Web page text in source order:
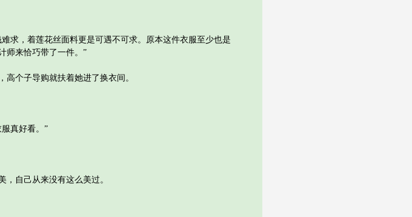
，着莲花丝面料更是可遇不可求。原本这件衣服至少也是
师来恰巧带了一件。”
个子导购就扶着她进了换衣间。
真好看。”
自己从来没有这么美过。